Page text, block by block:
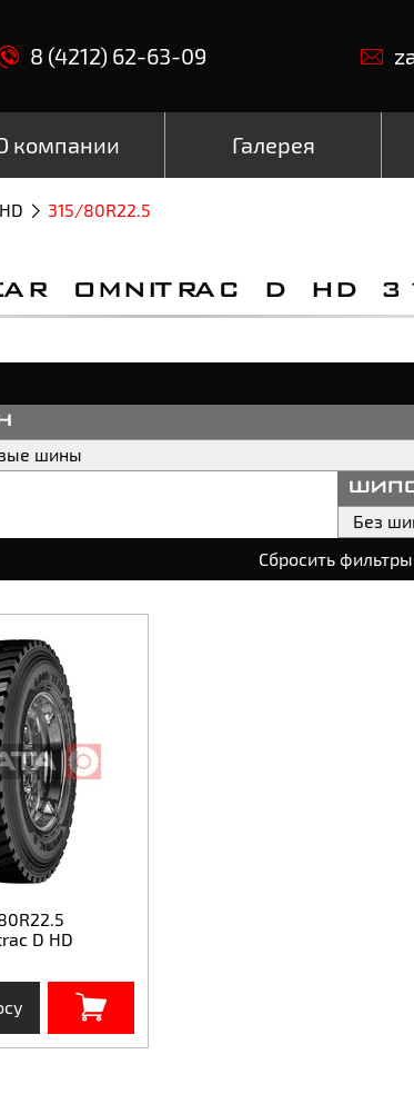
8 (4212) 62-63-09
компании Галерея
315/80R22.5
OMNITRAC D HD
шины
Без
Сбросить фильтры
D HD